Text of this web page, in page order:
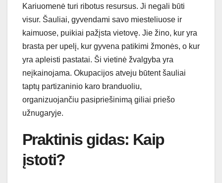
Kariuomenė turi ribotus resursus. Ji negali būti
visur. Šauliai, gyvendami savo miesteliuose ir
kaimuose, puikiai pažįsta vietovę. Jie žino, kur yra
brasta per upelį, kur gyvena patikimi žmonės, o kur
yra apleisti pastatai. Ši vietinė žvalgyba yra
neįkainojama. Okupacijos atveju būtent šauliai
taptų partizaninio karo branduoliu,
organizuojančiu pasipriešinimą giliai priešo
užnugaryje.
Praktinis gidas: Kaip
įstoti?